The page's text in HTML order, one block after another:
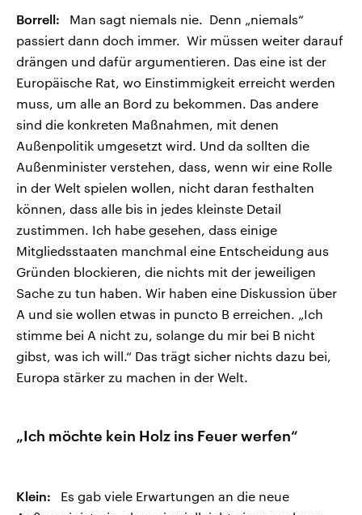
Borrell: Man sagt niemals nie. Denn „niemals“
passiert dann doch immer. Wir müssen weiter darauf
drängen und dafür argumentieren. Das eine ist der
Europäische Rat, wo Einstimmigkeit erreicht werden
muss, um alle an Bord zu bekommen. Das andere
sind die konkreten Maßnahmen, mit denen
Außenpolitik umgesetzt wird. Und da sollten die
Außenminister verstehen, dass, wenn wir eine Rolle
in der Welt spielen wollen, nicht daran festhalten
können, dass alle bis in jedes kleinste Detail
zustimmen. Ich habe gesehen, dass einige
Mitgliedsstaaten manchmal eine Entscheidung aus
Gründen blockieren, die nichts mit der jeweiligen
Sache zu tun haben. Wir haben eine Diskussion über
A und sie wollen etwas in puncto B erreichen. „Ich
stimme bei A nicht zu, solange du mir bei B nicht
gibst, was ich will.“ Das trägt sicher nichts dazu bei,
Europa stärker zu machen in der Welt.
„Ich möchte kein Holz ins Feuer werfen“
Klein: Es gab viele Erwartungen an die neue